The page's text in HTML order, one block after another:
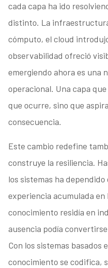
cada capa ha ido
distinto. La
cómputo, el cloud
observabilidad ofreció
emergiendo ahora es una
operacional. Una capa
que ocurre, sino que
consecuencia.
Este cambio redefine
construye la resiliencia.
los sistemas ha
experiencia acumulada en
conocimiento residía en
ausencia podía
Con los sistemas basados
conocimiento se codifica,